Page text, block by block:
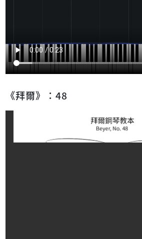
《拜爾》：48